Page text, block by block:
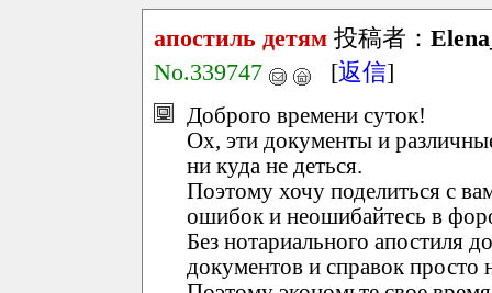
апостиль детям 投稿者：
No.339747
[返信]
Доброго времени суток!
Ох, эти документы и
ни куда не деться.
Поэтому хочу поделиться с
ошибок и неошибайтесь в
Без нотариального апостиля
документов и справок просто